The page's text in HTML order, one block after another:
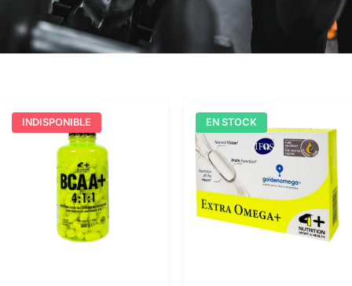
INDISPONIBLE EN STOCK